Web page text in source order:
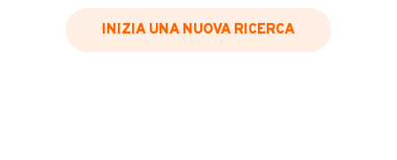
Inserisci il numero di targa per verificare la disponibilità
INIZIA UNA NUOVA RICERCA